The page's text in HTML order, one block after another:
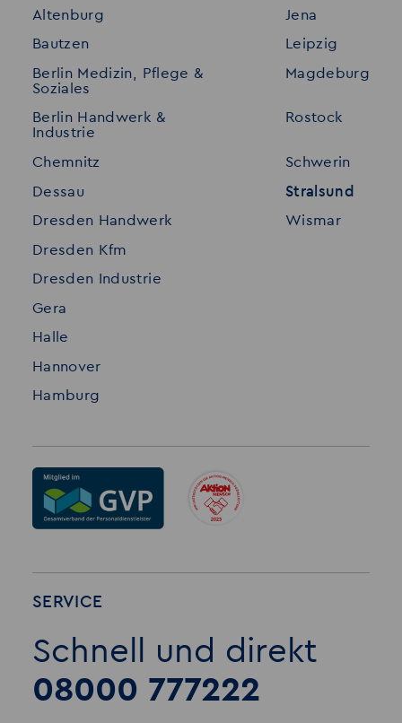
Stellenangebote
Initiativ bewerben
Merkzettel
Standorte
Referenzen
Interne Jobs
Datenschutz
Impressum
Altenburg
Bautzen
Berlin Medizin, Pflege &
Soziales
Berlin Handwerk &
Industrie
Chemnitz
Dessau
Dresden Handwerk
Dresden Kfm
Dresden Industrie
Gera
Halle
Hannover
Hamburg
Jena
Leipzig
Magdeburg
Rostock
Schwerin
Stralsund
Wismar
SERVICE
Schnell und direkt
08000 777222